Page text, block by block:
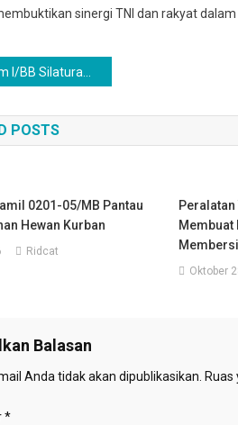
sinergi TNI dan rakyat
Bupati Karo, Perkuat Sinergi TNI Dan Pemerintah Daerah
POSTS
0201-05/MB Pantau
Hewan Kurban
Ridcat
Membuat
Oktober
Balasan
Anda tidak akan dipublikasikan.
*